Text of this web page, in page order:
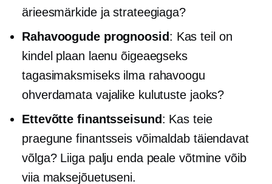
ärieesmärkide ja strateegiaga?
Rahavoogude prognoosid: Kas teil on
kindel plaan laenu õigeaegseks
tagasimaksmiseks ilma rahavoogu
ohverdamata vajalike kulutuste jaoks?
Ettevõtte finantsseisund: Kas teie
praegune finantsseis võimaldab täiendavat
võlga? Liiga palju enda peale võtmine võib
viia maksejõuetuseni.